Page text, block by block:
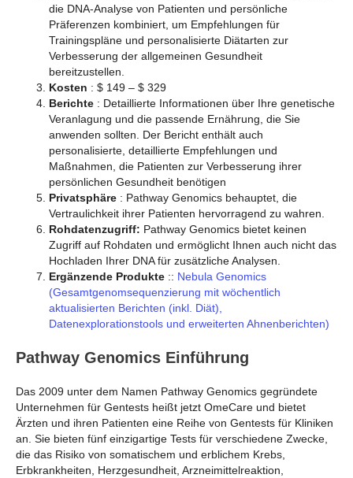
die DNA-Analyse von Patienten und persönliche
Präferenzen kombiniert, um Empfehlungen für
Trainingspläne und personalisierte Diätarten zur
Verbesserung der allgemeinen Gesundheit
bereitzustellen.
Kosten : $ 149 – $ 329
Berichte : Detaillierte Informationen über Ihre genetische
Veranlagung und die passende Ernährung, die Sie
anwenden sollten. Der Bericht enthält auch
personalisierte, detaillierte Empfehlungen und
Maßnahmen, die Patienten zur Verbesserung ihrer
persönlichen Gesundheit benötigen
Privatsphäre : Pathway Genomics behauptet, die
Vertraulichkeit ihrer Patienten hervorragend zu wahren.
Rohdatenzugriff: Pathway Genomics bietet keinen
Zugriff auf Rohdaten und ermöglicht Ihnen auch nicht das
Hochladen Ihrer DNA für zusätzliche Analysen.
Ergänzende Produkte :: Nebula Genomics
(Gesamtgenomsequenzierung mit wöchentlich
aktualisierten Berichten (inkl. Diät),
Datenexplorationstools und erweiterten Ahnenberichten)
Pathway Genomics Einführung
Das 2009 unter dem Namen Pathway Genomics gegründete
Unternehmen für Gentests heißt jetzt OmeCare und bietet
Ärzten und ihren Patienten eine Reihe von Gentests für Kliniken
an. Sie bieten fünf einzigartige Tests für verschiedene Zwecke,
die das Risiko von somatischem und erblichem Krebs,
Erbkrankheiten, Herzgesundheit, Arzneimittelreaktion,